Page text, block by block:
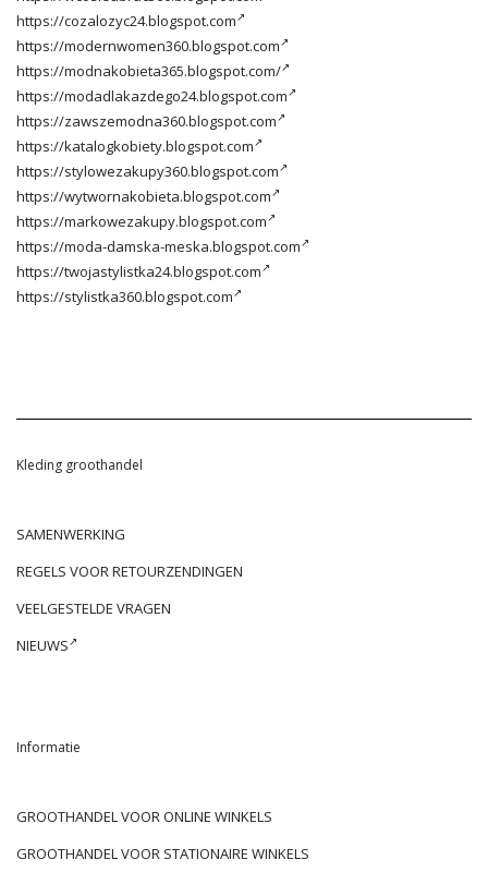
https://cozalozyc24.blogspot.com
https://modernwomen360.blogspot.com
https://modnakobieta365.blogspot.com/
https://modadlakazdego24.blogspot.com
https://zawszemodna360.blogspot.com
https://katalogkobiety.blogspot.com
https://stylowezakupy360.blogspot.com
https://wytwornakobieta.blogspot.com
https://markowezakupy.blogspot.com
https://moda-damska-meska.blogspot.com
https://twojastylistka24.blogspot.com
https://stylistka360.blogspot.com
Kleding groothandel
SAMENWERKING
REGELS VOOR RETOURZENDINGEN
VEELGESTELDE VRAGEN
NIEUWS
Informatie
GROOTHANDEL VOOR ONLINE WINKELS
GROOTHANDEL VOOR STATIONAIRE WINKELS